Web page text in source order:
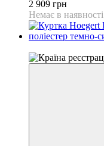
2 909 грн
Немає в наявності